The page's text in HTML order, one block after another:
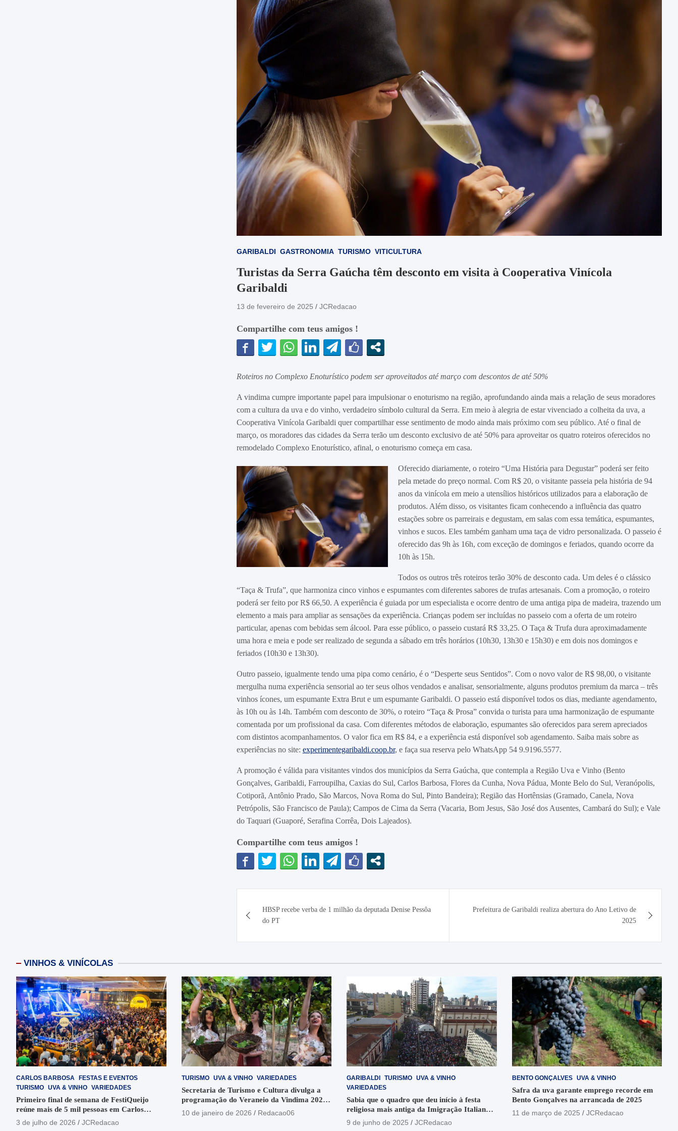
GARIBALDI GASTRONOMIA TURISMO VITICULTURA
Turistas da Serra Gaúcha têm desconto em visita à Cooperativa Vinícola
Garibaldi
13 de fevereiro de 2025 JCRedacao
Compartilhe com teus amigos !
Roteiros no Complexo Enoturístico podem ser aproveitados até março com descontos de até 50%
A vindima cumpre importante papel para impulsionar o enoturismo na região, aprofundando ainda mais a relação de seus moradores
com a cultura da uva e do vinho, verdadeiro símbolo cultural da Serra. Em meio à alegria de estar vivenciado a colheita da uva, a
Cooperativa Vinícola Garibaldi quer compartilhar esse sentimento de modo ainda mais próximo com seu público. Até o final de
março, os moradores das cidades da Serra terão um desconto exclusivo de até 50% para aproveitar os quatro roteiros oferecidos no
remodelado Complexo Enoturístico, afinal, o enoturismo começa em casa.
Oferecido diariamente, o roteiro “Uma História para Degustar” poderá ser feito
pela metade do preço normal. Com R$ 20, o visitante passeia pela história de 94
anos da vinícola em meio a utensílios históricos utilizados para a elaboração de
produtos. Além disso, os visitantes ficam conhecendo a influência das quatro
estações sobre os parreirais e degustam, em salas com essa temática, espumantes,
vinhos e sucos. Eles também ganham uma taça de vidro personalizada. O passeio é
oferecido das 9h às 16h, com exceção de domingos e feriados, quando ocorre da
10h às 15h.
Todos os outros três roteiros terão 30% de desconto cada. Um deles é o clássico
“Taça & Trufa”, que harmoniza cinco vinhos e espumantes com diferentes sabores de trufas artesanais. Com a promoção, o roteiro
poderá ser feito por R$ 66,50. A experiência é guiada por um especialista e ocorre dentro de uma antiga pipa de madeira, trazendo um
elemento a mais para ampliar as sensações da experiência. Crianças podem ser incluídas no passeio com a oferta de um roteiro
particular, apenas com bebidas sem álcool. Para esse público, o passeio custará R$ 33,25. O Taça & Trufa dura aproximadamente
uma hora e meia e pode ser realizado de segunda a sábado em três horários (10h30, 13h30 e 15h30) e em dois nos domingos e
feriados (10h30 e 13h30).
Outro passeio, igualmente tendo uma pipa como cenário, é o “Desperte seus Sentidos”. Com o novo valor de R$ 98,00, o visitante
mergulha numa experiência sensorial ao ter seus olhos vendados e analisar, sensorialmente, alguns produtos premium da marca – três
vinhos ícones, um espumante Extra Brut e um espumante Garibaldi. O passeio está disponível todos os dias, mediante agendamento,
às 10h ou às 14h. Também com desconto de 30%, o roteiro “Taça & Prosa” convida o turista para uma harmonização de espumante
comentada por um profissional da casa. Com diferentes métodos de elaboração, espumantes são oferecidos para serem apreciados
com distintos acompanhamentos. O valor fica em R$ 84, e a experiência está disponível sob agendamento. Saiba mais sobre as
experiências no site: experimentegaribaldi.coop.br, e faça sua reserva pelo WhatsApp 54 9.9196.5577.
A promoção é válida para visitantes vindos dos municípios da Serra Gaúcha, que contempla a Região Uva e Vinho (Bento
Gonçalves, Garibaldi, Farroupilha, Caxias do Sul, Carlos Barbosa, Flores da Cunha, Nova Pádua, Monte Belo do Sul, Veranópolis,
Cotiporã, Antônio Prado, São Marcos, Nova Roma do Sul, Pinto Bandeira); Região das Hortênsias (Gramado, Canela, Nova
Petrópolis, São Francisco de Paula); Campos de Cima da Serra (Vacaria, Bom Jesus, São José dos Ausentes, Cambará do Sul); e Vale
do Taquari (Guaporé, Serafina Corrêa, Dois Lajeados).
Compartilhe com teus amigos !
de
Post
HBSP recebe verba de 1 milhão da deputada Denise Pessôa
do PT
Prefeitura de Garibaldi realiza abertura do Ano Letivo de
2025
VINHOS & VINÍCOLAS
CARLOS BARBOSA
FESTAS E EVENTOS
TURISMO UVA & VINHO VARIEDADES
Primeiro final de semana de FestiQueijo
reúne mais de 5 mil pessoas em Carlos
Barbosa
3 de julho de 2026 JCRedacao
TURISMO UVA & VINHO VARIEDADES
Secretaria de Turismo e Cultura divulga a
programação do Veraneio da Vindima 2026
em Garibaldi
10 de janeiro de 2026 Redacao06
GARIBALDI TURISMO UVA & VINHO
VARIEDADES
Sabia que o quadro que deu início à festa
religiosa mais antiga da Imigração Italiana
está no Santuário Santo Antônio
9 de junho de 2025 JCRedacao
BENTO GONÇALVES UVA & VINHO
Safra da uva garante emprego recorde em
Bento Gonçalves na arrancada de 2025
11 de março de 2025
JCRedacao